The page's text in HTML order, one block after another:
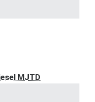
MJTD